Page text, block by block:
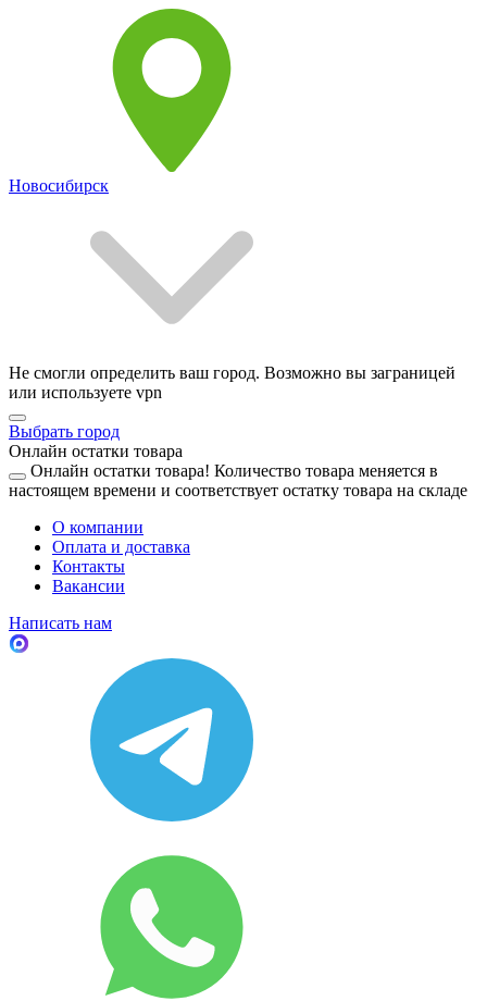
Новосибирск
Не смогли определить ваш город. Возможно вы заграницей
или используете vpn
Выбрать город
Онлайн остатки товара
Онлайн остатки товара! Количество товара меняется в
настоящем времени и соответствует остатку товара на складе
О компании
Оплата и доставка
Контакты
Вакансии
Написать нам